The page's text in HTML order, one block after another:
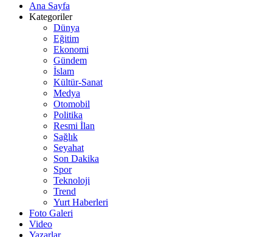
Ana Sayfa
Kategoriler
Dünya
Eğitim
Ekonomi
Gündem
İslam
Kültür-Sanat
Medya
Otomobil
Politika
Resmi İlan
Sağlık
Seyahat
Son Dakika
Spor
Teknoloji
Trend
Yurt Haberleri
Foto Galeri
Video
Yazarlar